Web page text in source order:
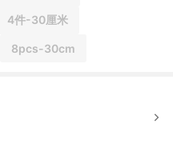
4件-30厘米
8pcs-30cm